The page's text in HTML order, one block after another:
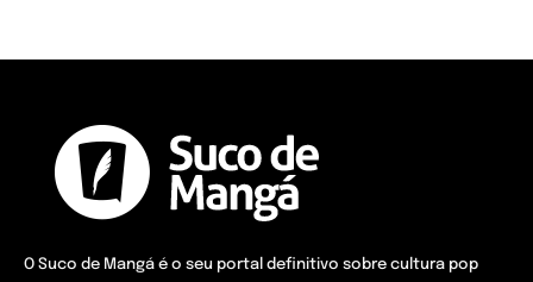
O Suco de Mangá é o seu portal definitivo sobre cultura pop